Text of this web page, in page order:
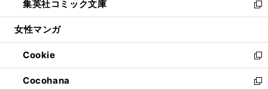
く
で
開
ド
ウ
開
く
ィ
ン
ウ
で
開
く
い
ウ
ン
ド
ウ
で
集英社コミック文庫
新
し
ウ
ィ
ン
ド
女性マンガ
Cookie
新
し
い
Cocohana
新